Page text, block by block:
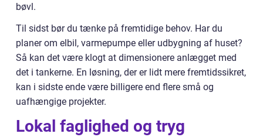
bøvl.
Til sidst bør du tænke på fremtidige behov. Har du
planer om elbil, varmepumpe eller udbygning af huset?
Så kan det være klogt at dimensionere anlægget med
det i tankerne. En løsning, der er lidt mere fremtidssikret,
kan i sidste ende være billigere end flere små og
uafhængige projekter.
Lokal faglighed og tryg